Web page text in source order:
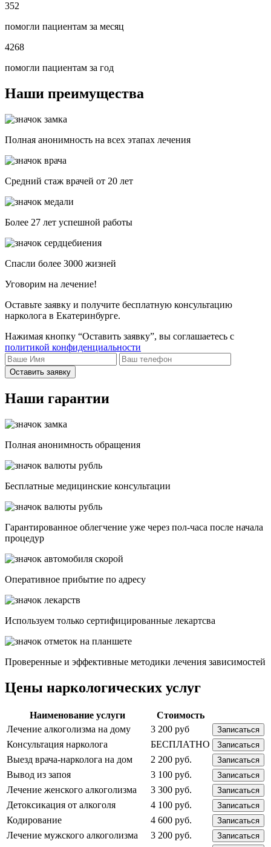
352
помогли пациентам за месяц
4268
помогли пациентам за год
Наши преимущества
Полная анонимность на всех этапах лечения
Средний стаж врачей от 20 лет
Более 27 лет успешной работы
Спасли более 3000 жизней
Уговорим на лечение!
Оставьте заявку и получите бесплатную консультацию
нарколога в Екатеринбурге.
Нажимая кнопку “Оставить заявку”, вы соглашаетесь с
политикой конфиденциальности
Оставить заявку
Наши гарантии
Полная анонимность обращения
Бесплатные медицинские консультации
Гарантированное облегчение уже через пол-часа после начала
процедур
Опеpативное прибытие по адресу
Используем только сертифицированные лекартсва
Проверенные и эффективные методики лечения зависимостей
Цены наркологических услуг
Наименование услуги
Стоимость
Лечение алкоголизма на дому
3 200 руб Записаться
Консультация нарколога БЕСПЛАТНО Записаться
Выезд врача-нарколога на дом 2 200 руб. Записаться
Вывод из запоя 3 100 руб. Записаться
Лечение женского алкоголизма 3 300 руб. Записаться
Детоксикация от алкоголя 4 100 руб. Записаться
Кодирование 4 600 руб. Записаться
Лечение мужского алкоголизма 3 200 руб. Записаться